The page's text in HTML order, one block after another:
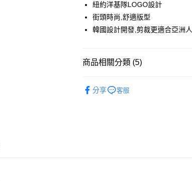
Apple Pay
悠遊付
運送方式
紐約洋基隊LOGO設計
街頭時尚,舒適版型
韓國設計開發,剪裁更適合亞洲人
商品相關分類 (5)
分享 客服